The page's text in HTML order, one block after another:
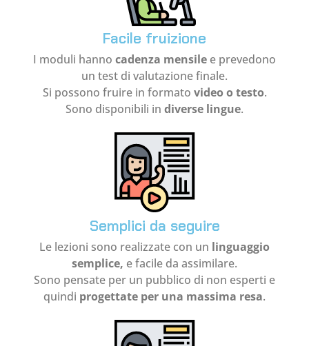
Facile fruizione
I moduli hanno cadenza mensile e prevedono
un test di valutazione finale.
Si possono fruire in formato video o testo.
Sono disponibili in diverse lingue.
Semplici da seguire
Le lezioni sono realizzate con un linguaggio
semplice, e facile da assimilare.
Sono pensate per un pubblico di non esperti e
quindi progettate per una massima resa.